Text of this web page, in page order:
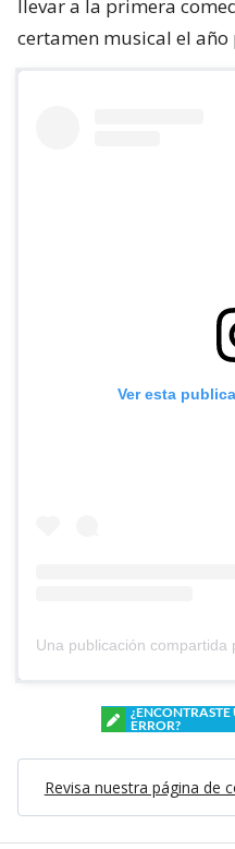
llevar a la primera
certamen musical el año
Ver esta
¿ENCONTRASTE
ERROR?
Revisa nuestra página de